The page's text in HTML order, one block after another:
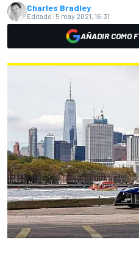
Charles Bradley
Editado: 5 may 2021, 16:31
AÑADIR COMO